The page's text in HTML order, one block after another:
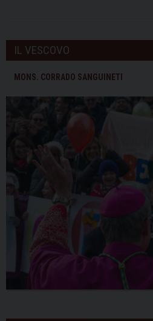
IL VESCOVO
MONS. CORRADO SANGUINETI